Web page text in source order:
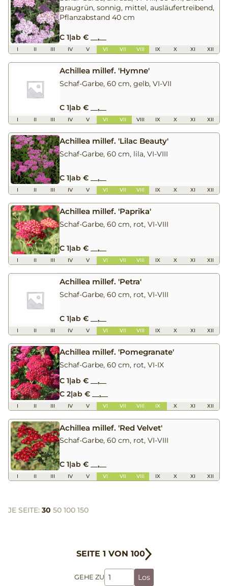
graugrün, sonnig, mittel, ausläufertreibend,
Pflanzabstand 40 cm
C 1|ab € __,__
I II III IV V VI VII VIII IX X XI XII
Achillea millef. 'Hymne'
Schaf-Garbe, 60 cm, gelb, VI-VII
C 1|ab € __,__
I II III IV V VI VII VIII IX X XI XII
Achillea millef. 'Lilac Beauty'
Schaf-Garbe, 60 cm, lila, VI-VIII
C 1|ab € __,__
I II III IV V VI VII VIII IX X XI XII
Achillea millef. 'Paprika'
Schaf-Garbe, 60 cm, rot, VI-VIII
C 1|ab € __,__
I II III IV V VI VII VIII IX X XI XII
Achillea millef. 'Petra'
Schaf-Garbe, 60 cm, rot, VI-VIII
C 1|ab € __,__
I II III IV V VI VII VIII IX X XI XII
Achillea millef. 'Pomegranate'
Schaf-Garbe, 60 cm, rot, VI-IX
C 1|ab € __,__
C 2|ab € __,__
I II III IV V VI VII VIII IX X XI XII
Achillea millef. 'Red Velvet'
Schaf-Garbe, 60 cm, rot, VI-VIII
C 1|ab € __,__
I II III IV V VI VII VIII IX X XI XII
JE SEITE: 30 50 100 150
SEITE 1 VON 100
GEHE ZU Los